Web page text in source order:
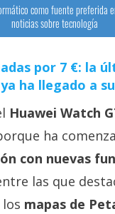
como fuente preferida
noticias sobre tecnología
por 7 €: la
ha llegado a
Huawei Watch
ha
con nuevas
las que
mapas de